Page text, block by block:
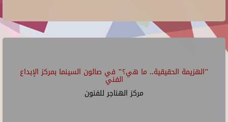
"الهزيمة الحقيقية.. ما هي؟" في صالون السينما بمركز الإبداع
الفني
مركز الهناجر للفنون